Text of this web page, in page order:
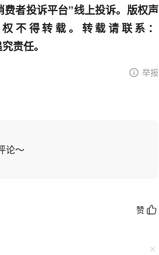
者投诉平台”线上投诉。版权声
不得转载。转载请联系：
责任。
举报
论～
赞